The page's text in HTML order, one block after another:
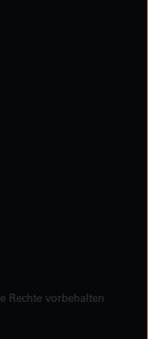
Rechte vorbehalten